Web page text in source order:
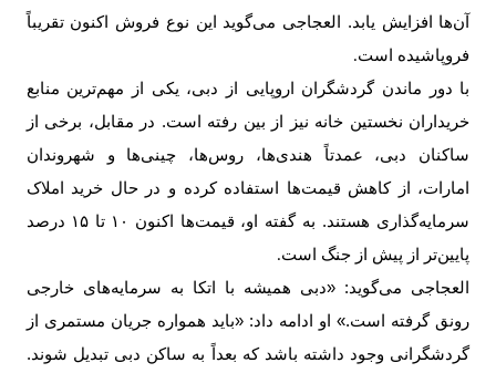
آن‌ها افزایش یابد. العجاجی می‌گوید این نوع فروش اکنون تقریباً
فروپاشیده است.
با دور ماندن گردشگران اروپایی از دبی، یکی از مهم‌ترین منابع
خریداران نخستین خانه نیز از بین رفته است. در مقابل، برخی از
ساکنان دبی، عمدتاً هندی‌ها، روس‌ها، چینی‌ها و شهروندان
امارات، از کاهش قیمت‌ها استفاده کرده و در حال خرید املاک
سرمایه‌گذاری هستند. به گفته او، قیمت‌ها اکنون
۱۰ تا۱۵ درصد
پایین‌تر از پیش از جنگ است.
العجاجی می‌گوید: «دبی همیشه با اتکا به سرمایه‌های خارجی
رونق گرفته است.» او ادامه داد: «باید همواره جریان مستمری از
گردشگرانی وجود داشته باشد که بعداً به ساکن دبی تبدیل شوند.